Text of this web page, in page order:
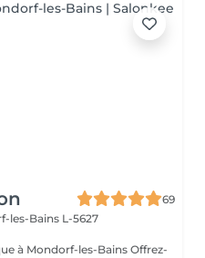
69
les-Bains L-5627
Mondorf-les-Bains Offrez-